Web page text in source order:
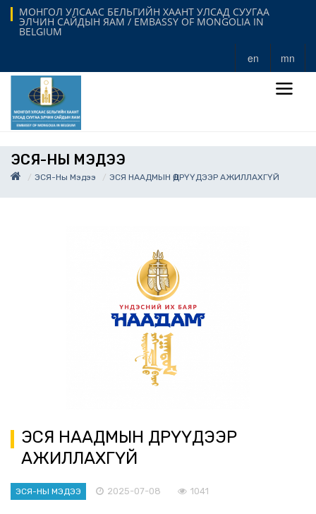
МОНГОЛ УЛСААС БЕЛЬГИЙН ХААНТ УЛСАД СУУГАА
ЭЛЧИН САЙДЫН ЯАМ / EMBASSY OF MONGOLIA IN
BELGIUM
en mn
ЭСЯ-НЫ МЭДЭЭ
ЭСЯ-Ны Мэдээ ЭСЯ НААДМЫН ӨДРҮҮДЭЭР АЖИЛЛАХГҮЙ
ЭСЯ НААДМЫН ӨДРҮҮДЭЭР
АЖИЛЛАХГҮЙ
ЭСЯ-НЫ МЭДЭЭ 2025-07-08 1041